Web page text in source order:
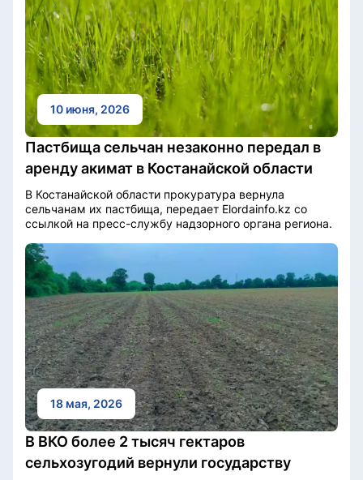
10 июня, 2026
Пастбища сельчан незаконно передал в
аренду акимат в Костанайской области
В Костанайской области прокуратура вернула
сельчанам их пастбища, передает Elordainfo.kz со
ссылкой на пресс-службу надзорного органа региона.
18 мая, 2026
В ВКО более 2 тысяч гектаров
сельхозугодий вернули государству